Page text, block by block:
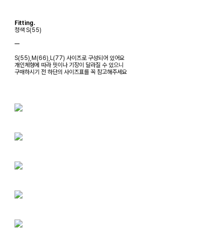
Fitting.
청색 S(55)
ㅡ
S(55),M(66),L(77) 사이즈로 구성되어 있어요
개인체형에 따라 핏이나 기장이 달라질 수 있으니
구매하시기 전 하단의 사이즈표를 꼭 참고해주세요